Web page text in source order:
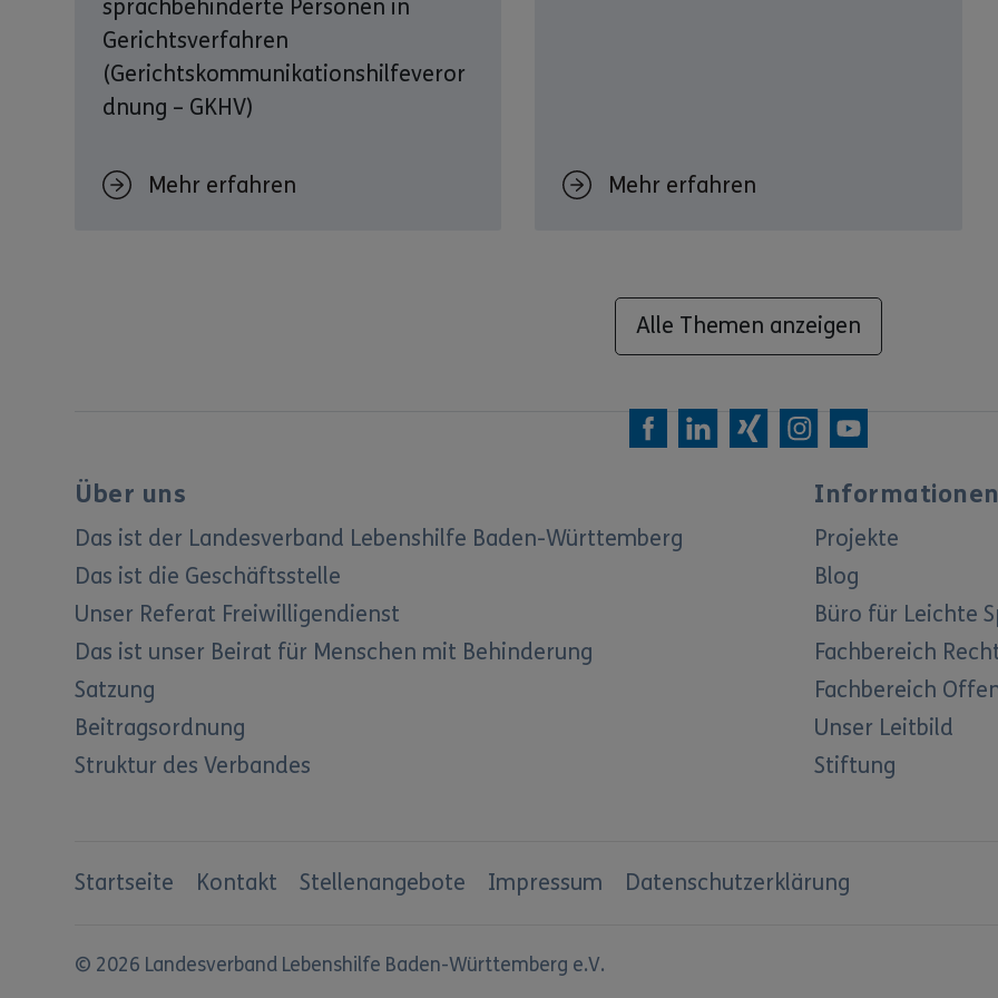
sprachbehinderte Personen in
Gerichtsverfahren
(Gerichtskommunikationshilfeveror
dnung – GKHV)
Mehr erfahren Mehr erfahren
Alle Themen anzeigen
Über uns
Das ist der Landesverband Lebenshilfe Baden-Württemberg
Das ist die Geschäftsstelle
Unser Referat Freiwilligendienst
Das ist unser Beirat für Menschen mit Behinderung
Satzung
Beitragsordnung
Struktur des Verbandes
Projekte
Blog
Büro für Leichte
Fachbereich
Fachbereich
Unser Leitbild
Stiftung
Startseite Kontakt Stellenangebote Impressum Datenschutzerklärung
© 2026 Landesverband Lebenshilfe Baden-Württemberg e.V.